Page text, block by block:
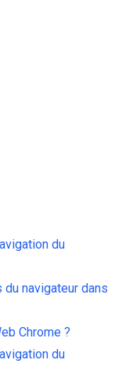
du
navigateur dans
Chrome ?
du